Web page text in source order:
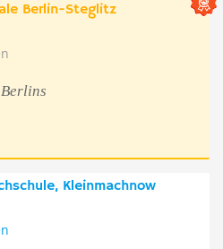
Berlin-Steglitz
Kleinmachnow